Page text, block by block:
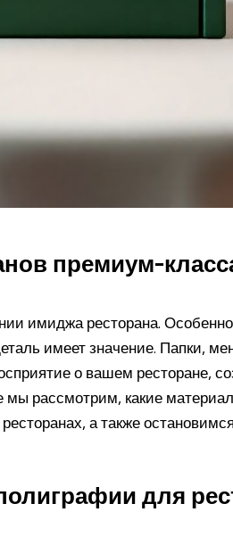
премиум-
имиджа ресторана.
имеет значение. Папки,
о вашем ресторане,
мы рассмотрим, какие
а также
для